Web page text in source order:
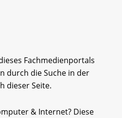
Fachmedienportals
durch die Suche in der
dieser Seite.
& Internet? Diese